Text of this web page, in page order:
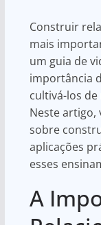
k
Construir
mais
um guia de
importância
cultivá-los
Neste artigo,
sobre
aplicações
esses
A